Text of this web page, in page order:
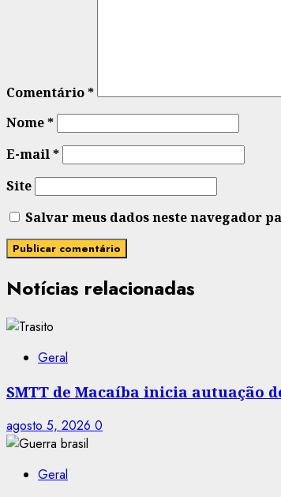
Comentário*
Nome*
E-mail*
Site
Salvar meus dados neste navegador
Notícias relacionadas
Geral
SMTT de Macaíba inicia autuação
agosto 5, 2026 0
Geral